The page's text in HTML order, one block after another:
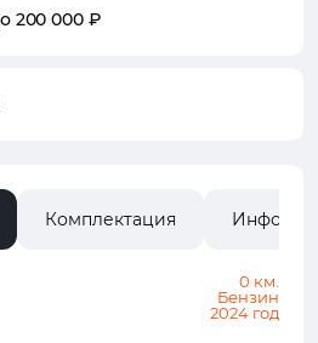
200 000 ₽
Комплектация
0 км.
Бензин
2024 год